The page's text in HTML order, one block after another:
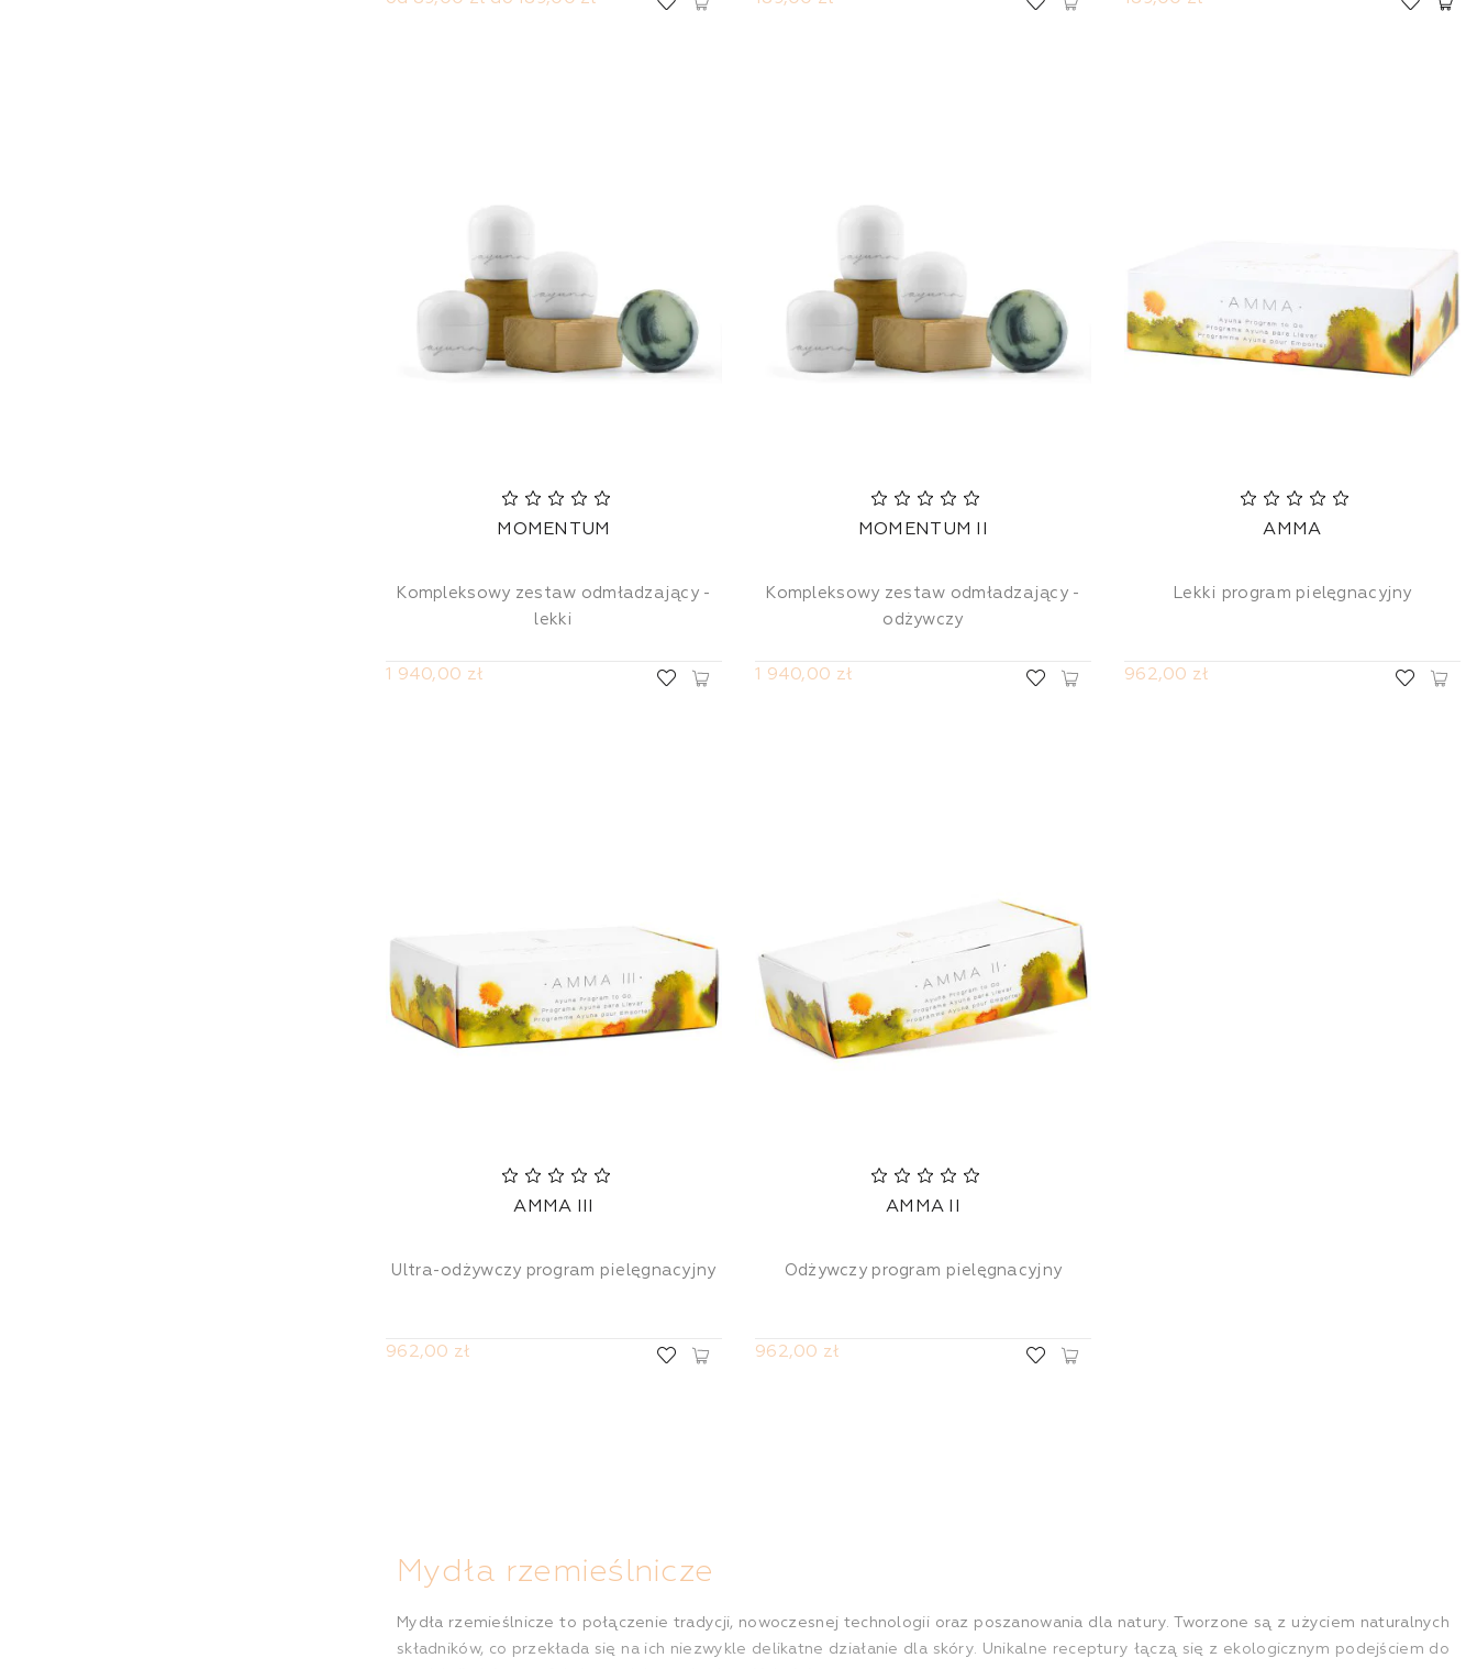
MOMENTUM
Kompleksowy zestaw odmładzający -
lekki
1 940,00 zł
MOMENTUM II
Kompleksowy zestaw odmładzający -
odżywczy
1 940,00 zł
AMMA
Lekki program pielęgnacyjny
962,00 zł
AMMA III
Ultra-odżywczy program pielęgnacyjny
962,00 zł
AMMA II
Odżywczy program pielęgnacyjny
962,00 zł
Mydła rzemieślnicze
Mydła rzemieślnicze to połączenie tradycji, nowoczesnej technologii oraz poszanowania dla natury. Tworzone są z użyciem naturalnych
składników, co przekłada się na ich niezwykle delikatne działanie dla skóry. Unikalne receptury łączą się z ekologicznym podejściem do